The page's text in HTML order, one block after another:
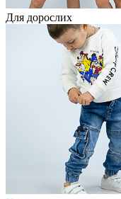
Для дорослих